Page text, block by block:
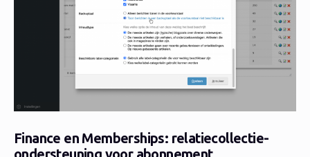
Finance en Memberships: relatiecollectie-